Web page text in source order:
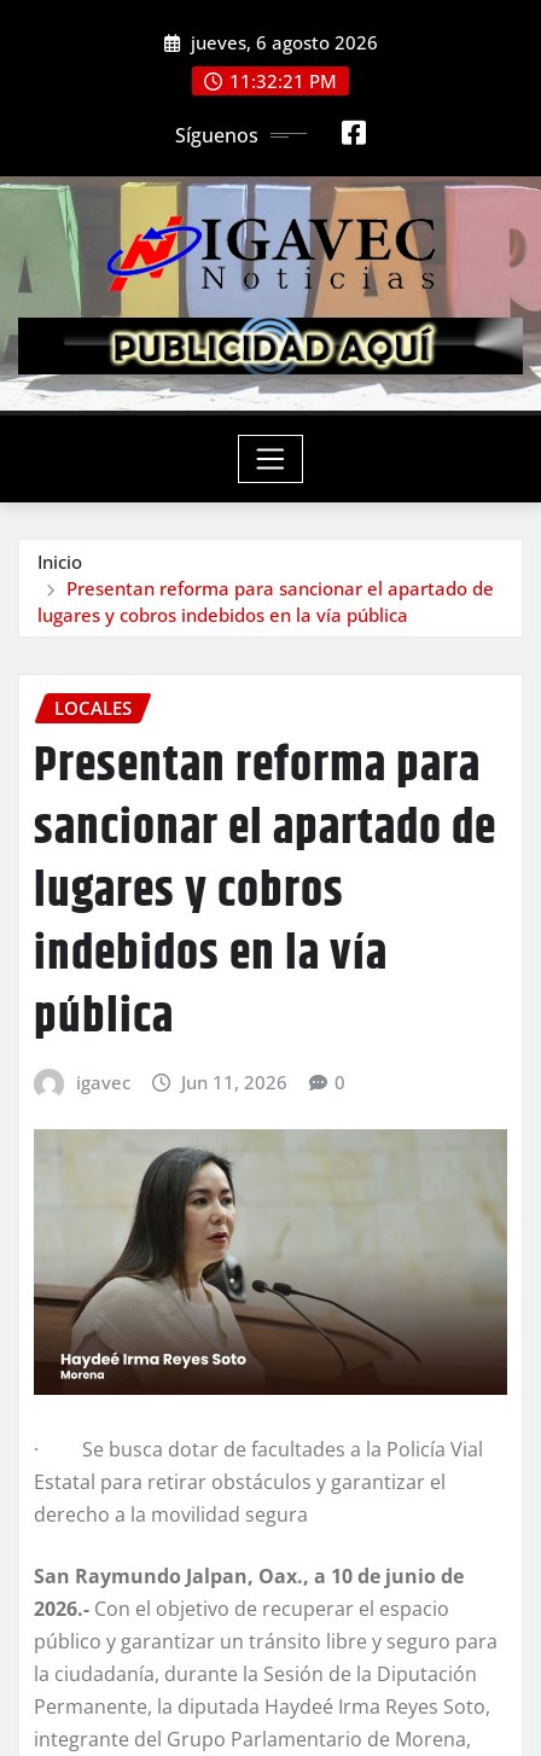
jueves, 6 agosto 2026
11:32:23 PM
Síguenos
Inicio
Presentan reforma para sancionar el apartado de
lugares y cobros indebidos en la vía pública
LOCALES
Presentan reforma para
sancionar el apartado de
lugares y cobros
indebidos en la vía
pública
igavec Jun 11, 2026 0
· Se busca dotar de facultades a la Policía Vial
Estatal para retirar obstáculos y garantizar el
derecho a la movilidad segura
San Raymundo Jalpan, Oax., a 10 de junio de
2026.- Con el objetivo de recuperar el espacio
público y garantizar un tránsito libre y seguro para
la ciudadanía, durante la Sesión de la Diputación
Permanente, la diputada Haydeé Irma Reyes Soto,
integrante del Grupo Parlamentario de Morena,